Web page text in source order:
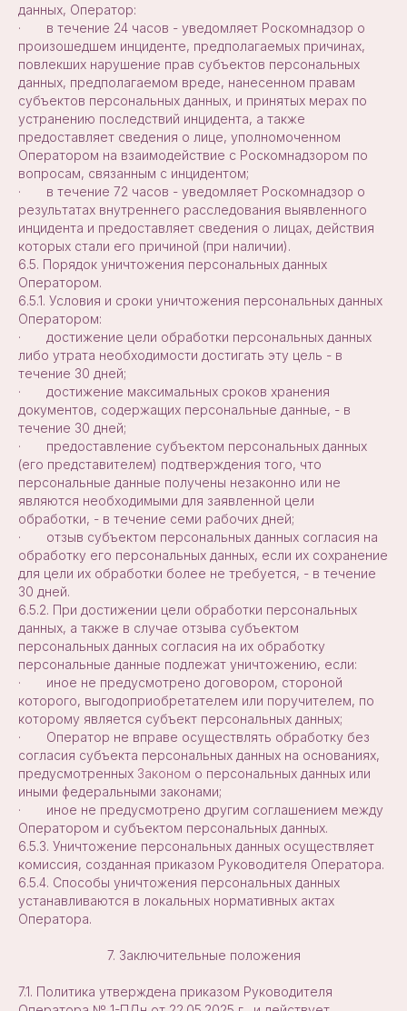
данных, Оператор:
· в течение 24 часов - уведомляет Роскомнадзор о
произошедшем инциденте, предполагаемых причинах,
повлекших нарушение прав субъектов персональных
данных, предполагаемом вреде, нанесенном правам
субъектов персональных данных, и принятых мерах по
устранению последствий инцидента, а также
предоставляет сведения о лице, уполномоченном
Оператором на взаимодействие с Роскомнадзором по
вопросам, связанным с инцидентом;
· в течение 72 часов - уведомляет Роскомнадзор о
результатах внутреннего расследования выявленного
инцидента и предоставляет сведения о лицах, действия
которых стали его причиной (при наличии).
6.5. Порядок уничтожения персональных данных
Оператором.
6.5.1. Условия и сроки уничтожения персональных данных
Оператором:
· достижение цели обработки персональных данных
либо утрата необходимости достигать эту цель - в
течение 30 дней;
· достижение максимальных сроков хранения
документов, содержащих персональные данные, - в
течение 30 дней;
· предоставление субъектом персональных данных
(его представителем) подтверждения того, что
персональные данные получены незаконно или не
являются необходимыми для заявленной цели
обработки, - в течение семи рабочих дней;
· отзыв субъектом персональных данных согласия на
обработку его персональных данных, если их сохранение
для цели их обработки более не требуется, - в течение
30 дней.
6.5.2. При достижении цели обработки персональных
данных, а также в случае отзыва субъектом
персональных данных согласия на их обработку
персональные данные подлежат уничтожению, если:
· иное не предусмотрено договором, стороной
которого, выгодоприобретателем или поручителем, по
которому является субъект персональных данных;
· Оператор не вправе осуществлять обработку без
согласия субъекта персональных данных на основаниях,
предусмотренных Законом о персональных данных или
иными федеральными законами;
· иное не предусмотрено другим соглашением между
Оператором и субъектом персональных данных.
6.5.3. Уничтожение персональных данных осуществляет
комиссия, созданная приказом Руководителя Оператора.
6.5.4. Способы уничтожения персональных данных
устанавливаются в локальных нормативных актах
Оператора.
7. Заключительные положения
7.1. Политика утверждена приказом Руководителя